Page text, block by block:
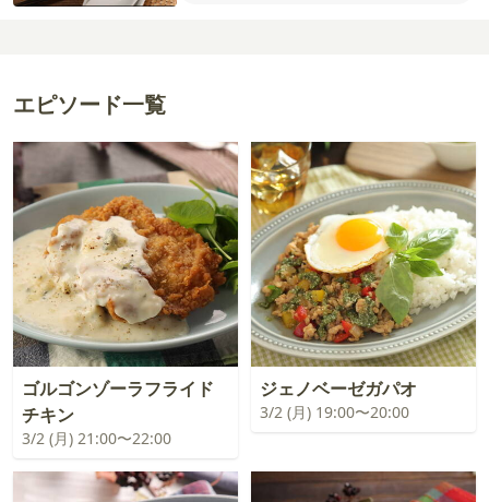
エピソード一覧
ゴルゴンゾーラフライド
チキン
3/2 (月) 21:00〜22:00
ジェノベーゼガパオ
3/2 (月) 19:00〜20:00